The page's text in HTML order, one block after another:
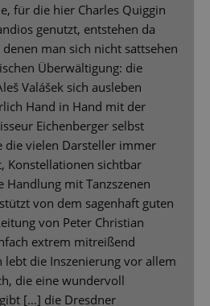
für die hier Charles Quiggin
genutzt, entstehen da
man sich nicht sattsehen
Überwältigung: die
Valášek sich ausleben
Hand in Hand mit der
Eichenberger selbst
die vielen Darsteller immer
Konstellationen sichtbar
Handlung mit Tanzszenen
von dem sagenhaft guten
von Peter Christian
extrem mitreißend
die Inszenierung vor allem
die eine wundervoll
[…] die Dresdner